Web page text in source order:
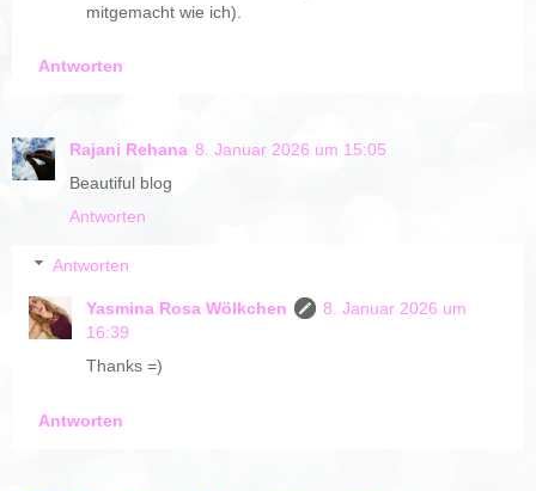
mitgemacht wie ich).
Antworten
Rajani Rehana 8. Januar 2026 um 15:05
Beautiful blog
Antworten
Antworten
Yasmina Rosa Wölkchen
8. Januar 2026 um
16:39
Thanks =)
Antworten